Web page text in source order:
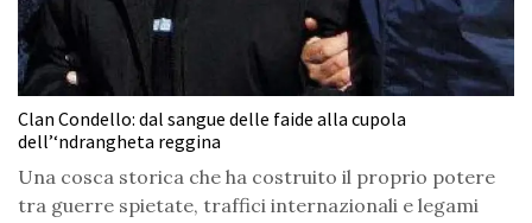
Clan Condello: dal sangue delle faide alla cupola
dell’‘ndrangheta reggina
Una cosca storica che ha costruito il proprio potere
tra guerre spietate, traffici internazionali e legami